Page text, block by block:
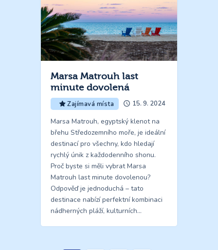
Marsa Matrouh last
minute dovolená
Zajímavá místa 15. 9. 2024
Marsa Matrouh, egyptský klenot na
břehu Středozemního moře, je ideální
destinací pro všechny, kdo hledají
rychlý únik z každodenního shonu.
Proč byste si měli vybrat Marsa
Matrouh last minute dovolenou?
Odpověď je jednoduchá – tato
destinace nabízí perfektní kombinaci
nádherných pláží, kulturních…